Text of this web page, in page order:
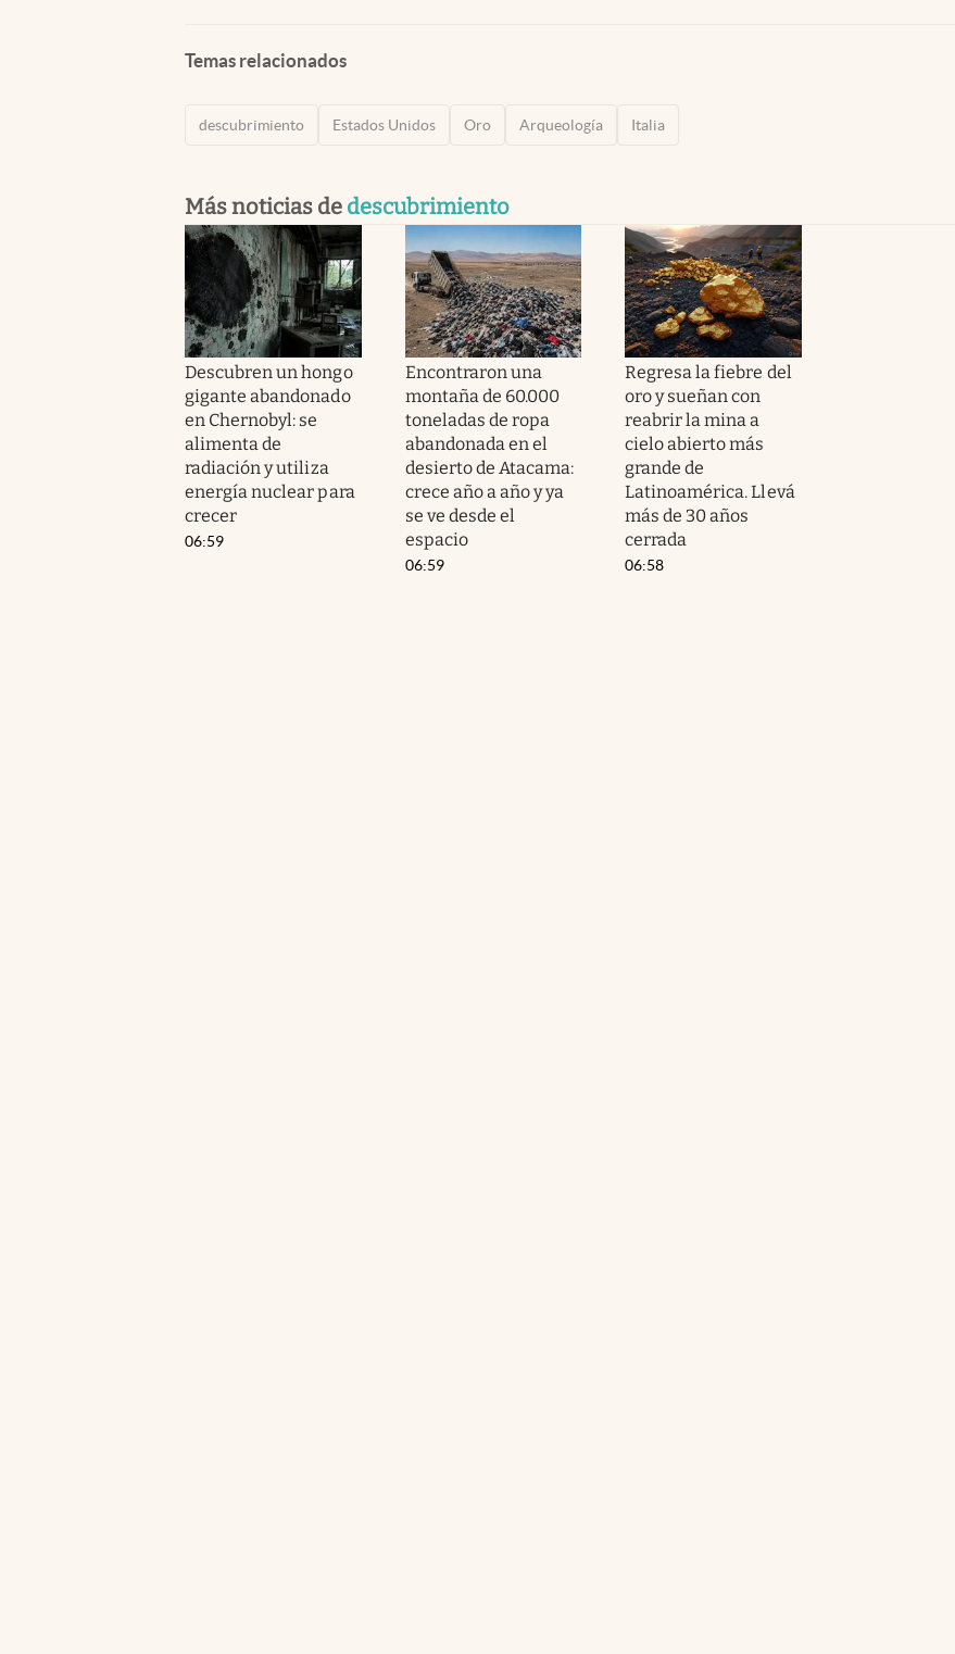
Temas relacionados
descubrimiento Estados Unidos Oro Arqueología Italia
Más noticias de descubrimiento
Descubren un hongo
gigante abandonado
en Chernobyl: se
alimenta de
radiación y utiliza
energía nuclear para
crecer
06:59
Encontraron una
montaña de 60.000
toneladas de ropa
abandonada en el
desierto de Atacama:
crece año a año y ya
se ve desde el
espacio
06:59
Regresa la fiebre del
oro y sueñan con
reabrir la mina a
cielo abierto más
grande de
Latinoamérica. Llevá
más de 30 años
cerrada
06:58